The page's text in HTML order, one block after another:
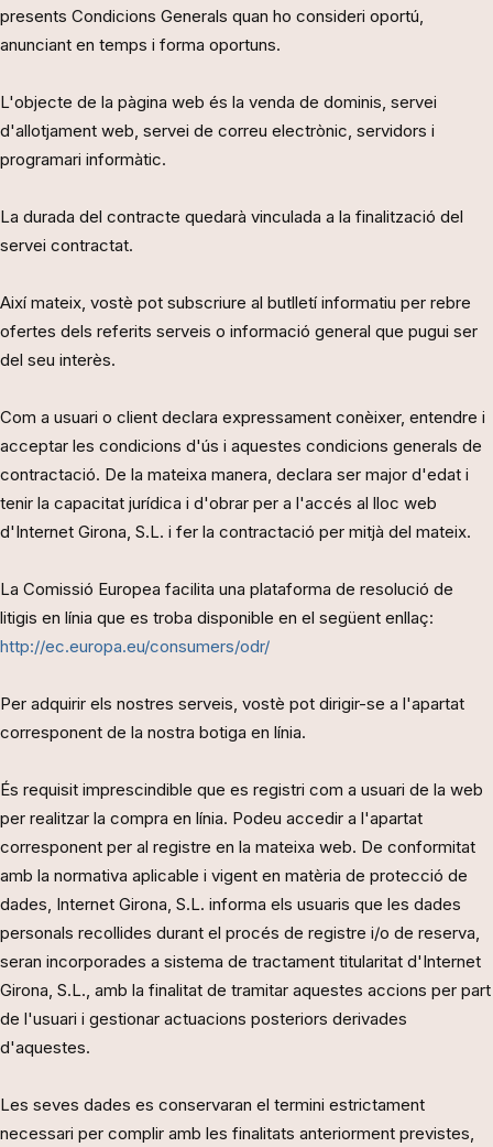
presents Condicions Generals quan ho consideri oportú,
anunciant en temps i forma oportuns.
L'objecte de la pàgina web és la venda de dominis, servei
d'allotjament web, servei de correu electrònic, servidors i
programari informàtic.
La durada del contracte quedarà vinculada a la finalització del
servei contractat.
Així mateix, vostè pot subscriure al butlletí informatiu per rebre
ofertes dels referits serveis o informació general que pugui ser
del seu interès.
Com a usuari o client declara expressament conèixer, entendre i
acceptar les condicions d'ús i aquestes condicions generals de
contractació. De la mateixa manera, declara ser major d'edat i
tenir la capacitat jurídica i d'obrar per a l'accés al lloc web
d'Internet Girona, S.L. i fer la contractació per mitjà del mateix.
La Comissió Europea facilita una plataforma de resolució de
litigis en línia que es troba disponible en el següent enllaç:
http://ec.europa.eu/consumers/odr/
Per adquirir els nostres serveis, vostè pot dirigir-se a l'apartat
corresponent de la nostra botiga en línia.
És requisit imprescindible que es registri com a usuari de la web
per realitzar la compra en línia. Podeu accedir a l'apartat
corresponent per al registre en la mateixa web. De conformitat
amb la normativa aplicable i vigent en matèria de protecció de
dades, Internet Girona, S.L. informa els usuaris que les dades
personals recollides durant el procés de registre i/o de reserva,
seran incorporades a sistema de tractament titularitat d'Internet
Girona, S.L., amb la finalitat de tramitar aquestes accions per part
de l'usuari i gestionar actuacions posteriors derivades
d'aquestes.
Les seves dades es conservaran el termini estrictament
necessari per complir amb les finalitats anteriorment previstes,